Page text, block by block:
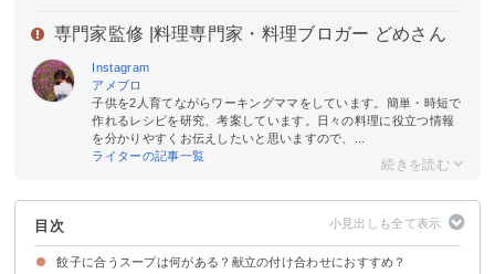
専門家監修 | 料理専門家・料理ブロガー どめさん
Instagram
アメブロ
子供を2人育てながらワーキングママをしています。簡単・時短で
作れるレシピを研究、考案しています。日々の料理に役立つ情報
を分かりやすくお伝えしたいと思いますので、...
ライターの記事一覧
目次
餃子に合うスープは何がある？献立の付け合わせにおすすめ？